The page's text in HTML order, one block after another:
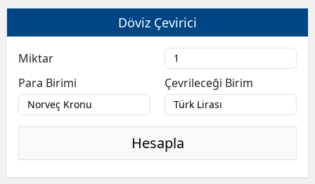
Döviz Çevirici
Miktar
Para Birimi
Çevrileceği Birim
Hesapla